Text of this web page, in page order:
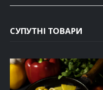
СУПУТНІ ТОВАРИ